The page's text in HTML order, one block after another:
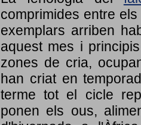
comprimides entre
exemplars arriben
aquest mes i
zones de cria,
han criat en
terme tot el cicle
ponen els ous,